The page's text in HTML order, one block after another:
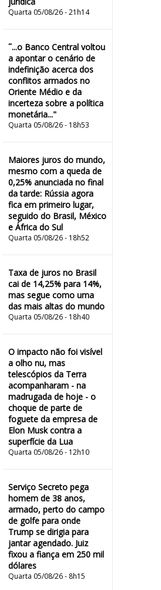
Quarta 05/08/26 - 21h14
˜...o Banco Central voltou
a apontar o cenário de
indefinição acerca dos
conflitos armados no
Oriente Médio e da
incerteza sobre a política
monetária..."
Quarta 05/08/26 - 18h53
Maiores juros do mundo,
mesmo com a queda de
0,25% anunciada no final
da tarde: Rússia agora
fica em primeiro lugar,
seguido do Brasil, México
e África do Sul
Quarta 05/08/26 - 18h52
Taxa de juros no Brasil
cai de 14,25% para 14%,
mas segue como uma
das mais altas do mundo
Quarta 05/08/26 - 18h40
O impacto não foi visível
a olho nu, mas
telescópios da Terra
acompanharam - na
madrugada de hoje - o
choque de parte de
foguete da empresa de
Elon Musk contra a
superfície da Lua
Quarta 05/08/26 - 12h10
Serviço Secreto pega
homem de 38 anos,
armado, perto do campo
de golfe para onde
Trump se dirigia para
jantar agendado. Juiz
fixou a fiança em 250 mil
dólares
Quarta 05/08/26 - 8h15